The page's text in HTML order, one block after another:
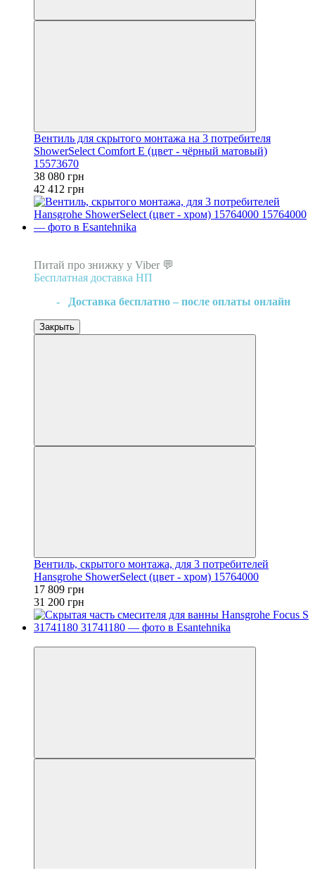
Вентиль для скрытого монтажа на 3 потребителя
ShowerSelect Comfort E (цвет - чёрный матовый)
15573670
38 080 грн
42 412 грн
Питай про знижку у Viber 💬
Бесплатная доставка НП
- Доставка бесплатно – после оплаты онлайн
Закрыть
Вентиль, скрытого монтажа, для 3 потребителей
Hansgrohe ShowerSelect (цвет - хром) 15764000
17 809 грн
31 200 грн